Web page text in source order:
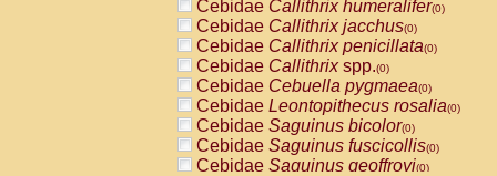
Cebidae Callithrix humeralifer(0)
Cebidae Callithrix jacchus(0)
Cebidae Callithrix penicillata(0)
Cebidae Callithrixspp.(0)
Cebidae Cebuella pygmaea(0)
Cebidae Leontopithecus rosalia(0)
Cebidae Saguinus bicolor(0)
Cebidae Saguinus fuscicollis(0)
Cebidae Saguinus geoffroyi(0)